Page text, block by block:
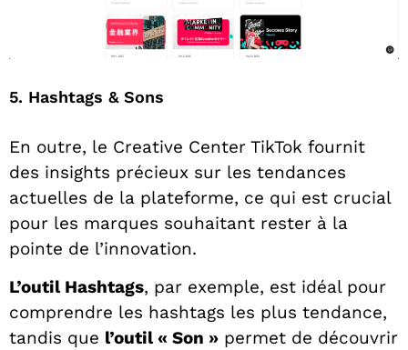
5. Hashtags & Sons
En outre, le Creative Center TikTok fournit
des insights précieux sur les tendances
actuelles de la plateforme, ce qui est crucial
pour les marques souhaitant rester à la
pointe de l’innovation.
L’outil Hashtags, par exemple, est idéal pour
comprendre les hashtags les plus tendance,
tandis que l’outil « Son » permet de découvrir